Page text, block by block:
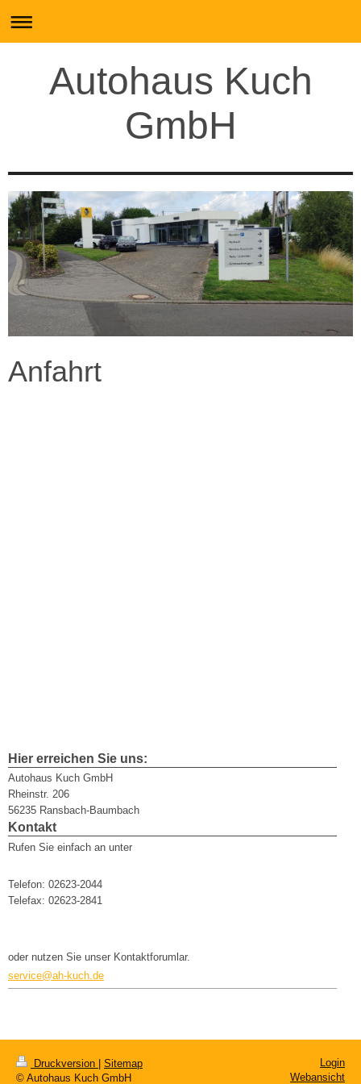
Autohaus Kuch
GmbH
Anfahrt
Hier erreichen Sie uns:
Autohaus Kuch GmbH
Rheinstr. 206
56235 Ransbach-Baumbach
Kontakt
Rufen Sie einfach an unter
Telefon: 02623-2044
Telefax: 02623-2841
oder nutzen Sie unser Kontaktforumlar.
service@ah-kuch.de
Druckversion
Sitemap
© Autohaus Kuch GmbH
Login
Webansicht